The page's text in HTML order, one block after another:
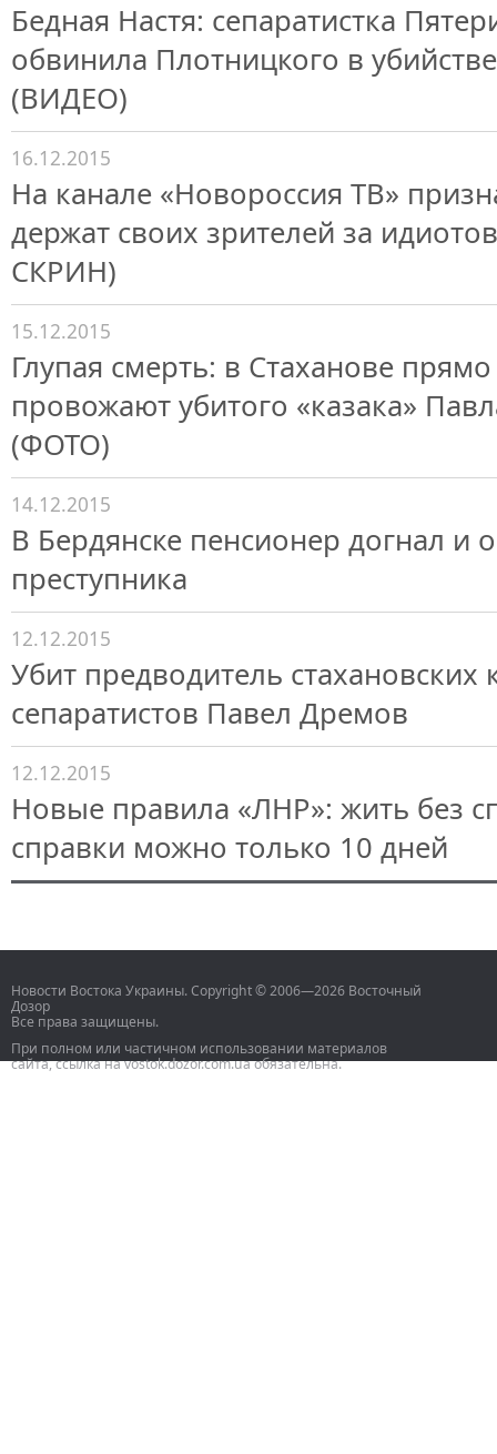
Бедная Настя: сепаратистка
обвинила Плотницкого в
(ВИДЕО)
16.12.2015
На канале «Новороссия ТВ»
держат своих зрителей за
СКРИН)
15.12.2015
Глупая смерть: в Стаханове
провожают убитого «казака»
(ФОТО)
14.12.2015
В Бердянске пенсионер догнал и
преступника
12.12.2015
Убит предводитель стахановских
сепаратистов Павел Дремов
12.12.2015
Новые правила «ЛНР»: жить без
справки можно только 10 дней
Новости Востока Украины. Copyright © 2006—2026 Восточный
Дозор
Все права защищены.
При полном или частичном использовании материалов
сайта, ссылка на vostok.dozor.com.ua обязательна.